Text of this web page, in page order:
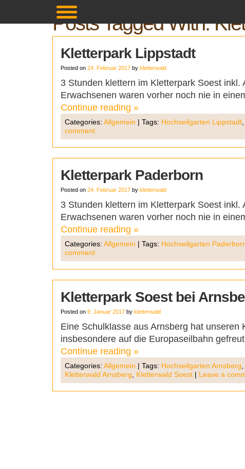
Posts Tagged With:
Kletterpark Lippstadt
Posted on 24. Februar 2017 by kletterwald
3 Stunden klettern im Kletterpark Soest
Erwachsenen waren vorher noch nie in
Continue reading »
Categories: Allgemein | Tags: Hochseilgarten Lippstadt
comment
Kletterpark Paderborn
Posted on 24. Februar 2017 by kletterwald
3 Stunden klettern im Kletterpark Soest
Erwachsenen waren vorher noch nie in
Continue reading »
Categories: Allgemein | Tags: Hochseilgarten
comment
Kletterpark Soest bei
Posted on 9. Januar 2017 by kletterwald
Eine Schulklasse aus Arnsberg hat
insbesondere auf die Europaseilbahn
Continue reading »
Categories: Allgemein | Tags: Hochseilgarten Arnsberg
Kletterwald Arnsberg
Kletterwald Soest | Leave a